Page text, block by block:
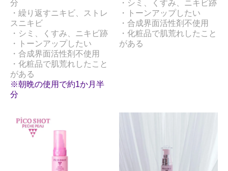
分
・繰り返すニキビ、ストレ
スニキビ
・シミ、くすみ、ニキビ跡
・トーンアップしたい
・合成界面活性剤不使用
・化粧品で肌荒れしたこと
がある
※朝晩の使用で約1か月半
分
・シミ、くすみ、ニキビ跡
・トーンアップしたい
・合成界面活性剤不使用
・化粧品で肌荒れしたこと
がある